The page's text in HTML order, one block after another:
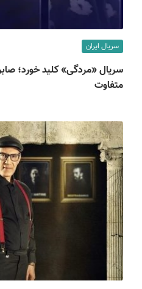
سریال ایران
سریال «مردگی» کلید خورد؛ صابر
متفاوت